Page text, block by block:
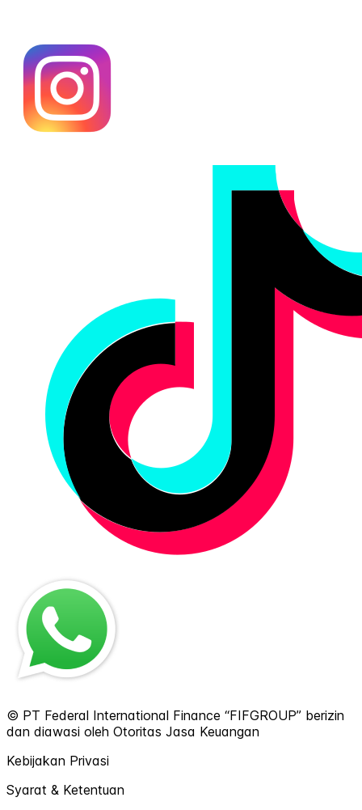
© PT Federal International Finance “FIFGROUP” berizin
dan diawasi oleh Otoritas Jasa Keuangan
Kebijakan Privasi
Syarat & Ketentuan